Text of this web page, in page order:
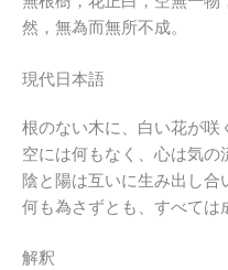
然，無為而無所不成。
現代日本語
根のない木に、白い花が咲
空には何もなく、心は気の
陰と陽は互いに生み出し合
何も為さずとも、すべては
解釈